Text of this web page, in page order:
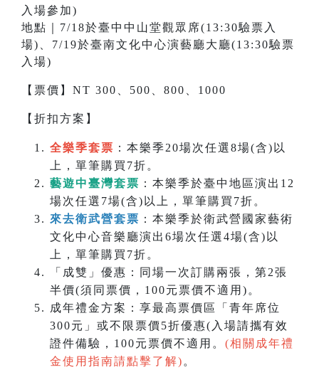
入場參加)
地點｜7/18於臺中中山堂觀眾席(13:30驗票入
場)、7/19於臺南文化中心演藝廳大廳(13:30驗票
入場)
【票價】NT 300、500、800、1000
【折扣方案】
全樂季套票 ：本樂季20場次任選8場(含)以
上，單筆購買7折。
藝遊中臺灣套票 ：本樂季於臺中地區演出12
場次任選7場(含)以上，單筆購買7折。
來去衛武營套票 ：本樂季於衛武營國家藝術
文化中心音樂廳演出6場次任選4場(含)以
上，單筆購買7折。
「成雙」優惠：同場一次訂購兩張，第2張
半價(須同票價，100元票價不適用)。
成年禮金方案：享最高票價區「青年席位
300元」或不限票價5折優惠(入場請攜有效
證件備驗，100元票價不適用。 (相關成年禮
金使用指南請點擊了解) 。